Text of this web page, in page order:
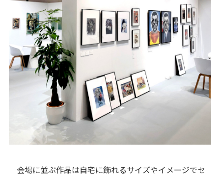
会場に並ぶ作品は自宅に飾れるサイズやイメージでセ